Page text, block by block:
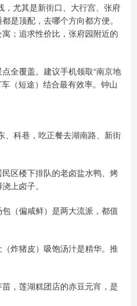
尤其是新街口、大行宫、张府
是顶配，去哪个方向都方便。
；追求性价比，张府园附近的
全覆盖。建议手机领取“南京地
（短途）结合最有效率。钟山
、科巷，吃正餐去湖南路、新街
区楼下排队的老卤盐水鸭、烤
上卤子。
（偏咸鲜）是两大流派，都值
炸猪皮）吸饱汤汁是精华。推
，莲湖糕团店的赤豆元宵，是